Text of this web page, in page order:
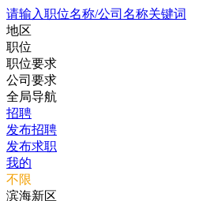
请输入职位名称/公司名称关键词
地区
职位
职位要求
公司要求
全局导航
招聘
发布招聘
发布求职
我的
不限
滨海新区